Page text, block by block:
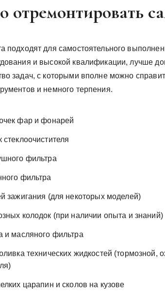
подходят для самостоятельного
и высокой квалификации, лучше
задач, с которыми вполне можно
и немного терпения.
фар и фонарей
фильтра
фильтра
зажигания (для некоторых моделей)
колодок (при наличии опыта и знаний)
и масляного фильтра
технических жидкостей (тормозной,
царапин и сколов на кузове